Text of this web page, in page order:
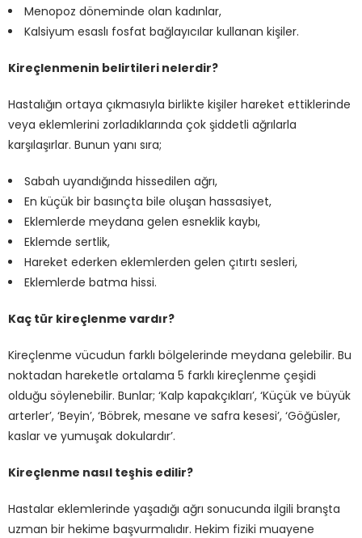
Menopoz döneminde olan kadınlar,
Kalsiyum esaslı fosfat bağlayıcılar kullanan kişiler.
Kireçlenmenin belirtileri nelerdir?
Hastalığın ortaya çıkmasıyla birlikte kişiler hareket ettiklerinde
veya eklemlerini zorladıklarında çok şiddetli ağrılarla
karşılaşırlar. Bunun yanı sıra;
Sabah uyandığında hissedilen ağrı,
En küçük bir basınçta bile oluşan hassasiyet,
Eklemlerde meydana gelen esneklik kaybı,
Eklemde sertlik,
Hareket ederken eklemlerden gelen çıtırtı sesleri,
Eklemlerde batma hissi.
Kaç tür kireçlenme vardır?
Kireçlenme vücudun farklı bölgelerinde meydana gelebilir. Bu
noktadan hareketle ortalama 5 farklı kireçlenme çeşidi
olduğu söylenebilir. Bunlar; ‘Kalp kapakçıkları’, ‘Küçük ve büyük
arterler’, ‘Beyin’, ‘Böbrek, mesane ve safra kesesi’, ‘Göğüsler,
kaslar ve yumuşak dokulardır’.
Kireçlenme nasıl teşhis edilir?
Hastalar eklemlerinde yaşadığı ağrı sonucunda ilgili branşta
uzman bir hekime başvurmalıdır. Hekim fiziki muayene